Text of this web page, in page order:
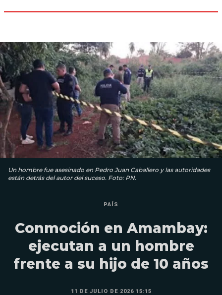
Un hombre fue asesinado en Pedro Juan Caballero y las autoridades
están detrás del autor del suceso. Foto: PN.
PAÍS
Conmoción en Amambay:
ejecutan a un hombre
frente a su hijo de 10 años
11 DE JULIO DE 2026 15:15